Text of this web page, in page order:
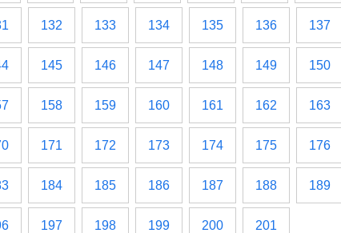
132 133 134 135 136 137
145 146 147 148 149 150
158 159 160 161 162 163
171 172 173 174 175 176
184 185 186 187 188 189
197 198 199 200 201